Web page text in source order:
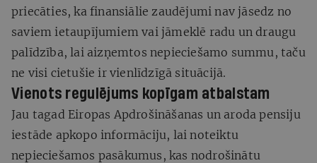
priecāties, ka finansiālie zaudējumi nav jāsedz no
saviem ietaupījumiem vai jāmeklē radu un draugu
palīdzība, lai aizņemtos nepieciešamo summu, taču
ne visi cietušie ir vienlīdzīgā situācijā.
Vienots regulējums kopīgam atbalstam
Jau tagad Eiropas Apdrošināšanas un aroda pensiju
iestāde apkopo informāciju, lai noteiktu
nepieciešamos pasākumus, kas nodrošinātu